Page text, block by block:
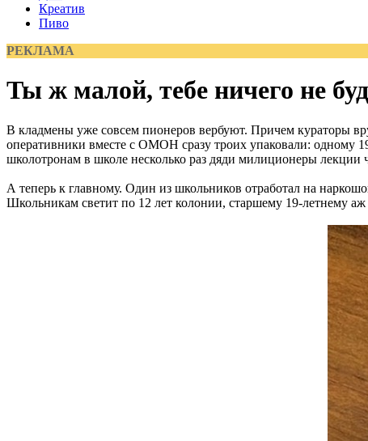
Креатив
Пиво
РЕКЛАМА
Ты ж малой, тебе ничего не
В кладмены уже совсем пионеров вербуют. Причем кураторы
оперативники вместе с ОМОН сразу троих упаковали: одному
школотронам в школе несколько раз дяди милиционеры
А теперь к главному. Один из школьников отработал на
Школьникам светит по 12 лет колонии, старшему 19-летнему аж